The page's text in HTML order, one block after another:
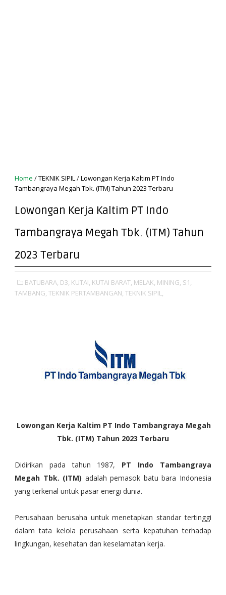
Home /TEKNIK SIPIL/Lowongan Kerja Kaltim PT Indo
Tambangraya Megah Tbk. (ITM) Tahun 2023 Terbaru
Lowongan Kerja Kaltim PT Indo
Tambangraya Megah Tbk. (ITM) Tahun
2023 Terbaru
BATUBARA, D3, KUTAI, KUTAI BARAT, MELAK, MINING, S1,
TAMBANG, TEKNIK PERTAMBANGAN, TEKNIK SIPIL,
Lowongan Kerja Kaltim PT Indo Tambangraya Megah
Tbk. (ITM) Tahun 2023 Terbaru
Didirikan pada tahun 1987, PT Indo Tambangraya
Megah Tbk. (ITM) adalah pemasok batu bara Indonesia
yang terkenal untuk pasar energi dunia.
Perusahaan berusaha untuk menetapkan standar tertinggi
dalam tata kelola perusahaan serta kepatuhan terhadap
lingkungan, kesehatan dan keselamatan kerja.